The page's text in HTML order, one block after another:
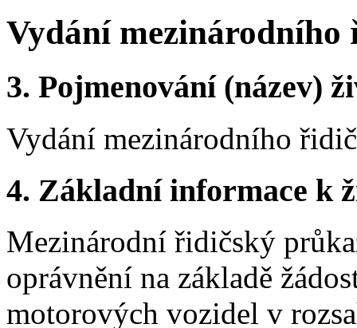
Vydání mezinárodního
3. Pojmenování (název)
Vydání mezinárodního
4. Základní informace k
Mezinárodní řidičský
oprávnění na základě
motorových vozidel v